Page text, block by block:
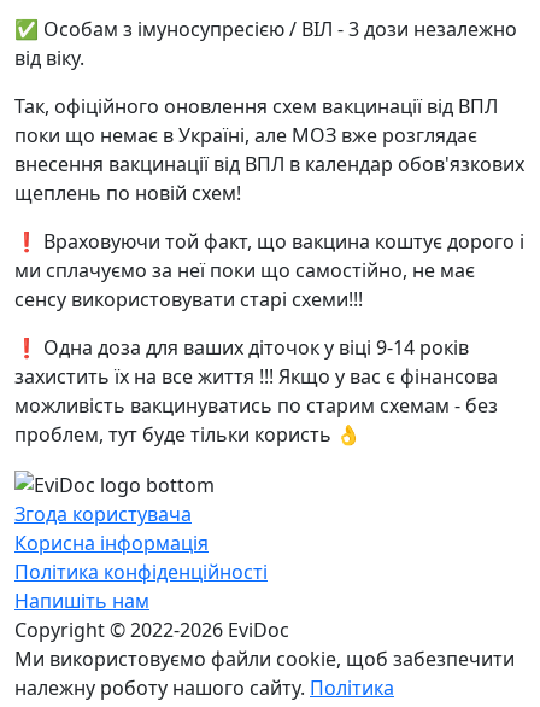
✅ Особам з імуносупресією / ВІЛ - 3 дози незалежно
від віку.
Так, офіційного оновлення схем вакцинації від ВПЛ
поки що немає в Україні, але МОЗ вже розглядає
внесення вакцинації від ВПЛ в календар обов'язкових
щеплень по новій схем!
❗ Враховуючи той факт, що вакцина коштує дорого і
ми сплачуємо за неї поки що самостійно, не має
сенсу використовувати старі схеми!!!
❗ Одна доза для ваших діточок у віці 9-14 років
захистить їх на все життя !!! Якщо у вас є фінансова
можливість вакцинуватись по старим схемам - без
проблем, тут буде тільки користь 👌
Згода користувача
Корисна інформація
Політика конфіденційності
Напишіть нам
Copyright © 2022-2026 EviDoc
Ми використовуємо файли cookie, щоб забезпечити
належну роботу нашого сайту. Політика